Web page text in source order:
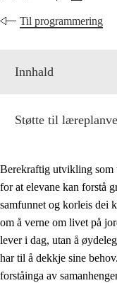
Til programmering
Innhald
Støtte til
Berekraftig utvikling som
for at elevane kan forstå
samfunnet og korleis dei
om å verne om livet på
lever i dag, utan å
har til å dekkje sine
forståinga av